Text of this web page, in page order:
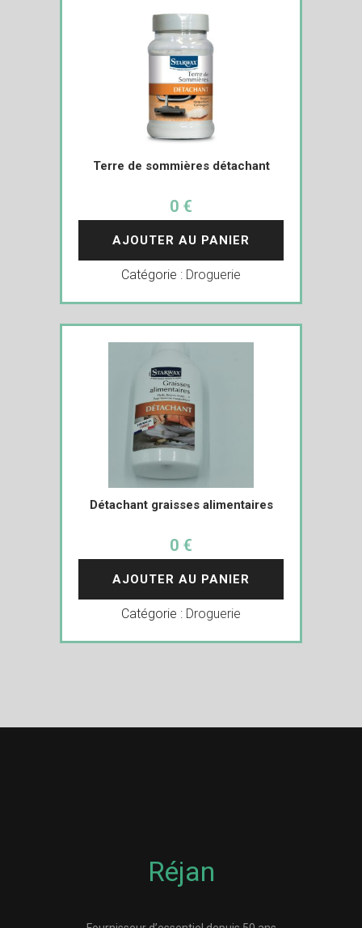
Terre de sommières détachant
0 €
AJOUTER AU PANIER
Catégorie : Droguerie
Détachant graisses alimentaires
0 €
AJOUTER AU PANIER
Catégorie : Droguerie
Réjan